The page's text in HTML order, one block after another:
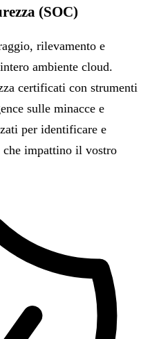
(SOC)
rilevamento e
ambiente cloud.
certificati con strumenti
sulle minacce e
per identificare e
che impattino il vostro